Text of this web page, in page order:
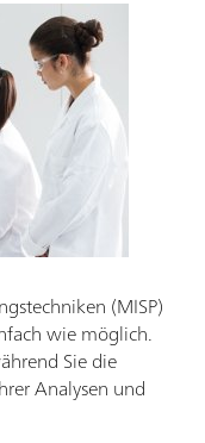
(MISP)
wie möglich.
Sie die
Analysen und